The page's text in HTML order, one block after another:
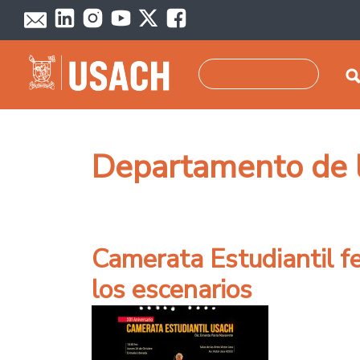
Pasar al contenido principal
Departamento
Camerata Estudiantil
los escenarios